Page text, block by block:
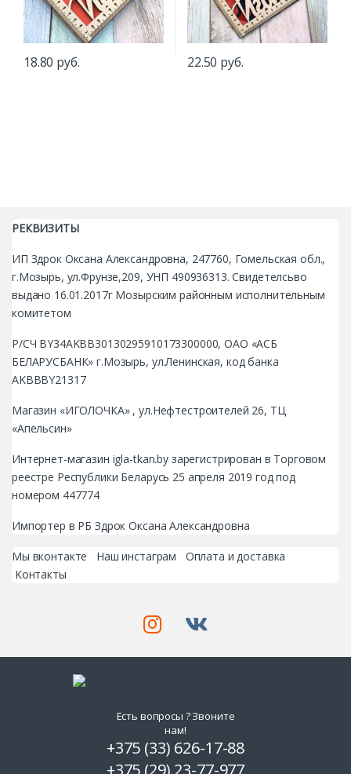
18.80 руб. 22.50 руб.
РЕКВИЗИТЫ
ИП Здрок Оксана Александровна, 247760, Гомельская обл.,
г.Мозырь, ул.Фрунзе,209, УНП 490936313. Свидетелсьво
выдано 16.01.2017г Мозырским районным исполнительным
комитетом
Р/СЧ BY34AKBB30130295910173300000, ОАО «АСБ
БЕЛАРУСБАНК» г.Мозырь, ул.Ленинская, код банка
AKBBBY21317
Магазин «ИГОЛОЧКА» , ул.Нефтестроителей 26, ТЦ
«Апельсин»
Интернет-магазин igla-tkan.by зарегистрирован в Торговом
реестре Республики Беларусь 25 апреля 2019 год под
номером 447774
Импортер в РБ Здрок Оксана Александровна
Мы вконтакте Наш инстаграм
Оплата и доставка
Контакты
Есть вопросы ? Звоните
нам!
+375 (33) 626-17-88